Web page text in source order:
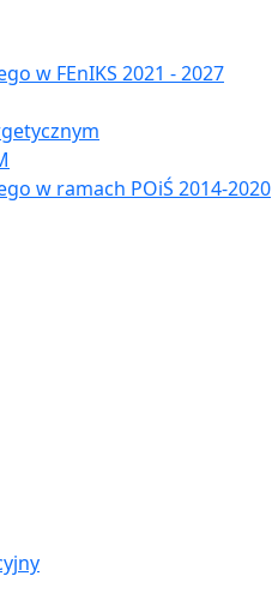
w FEnIKS 2021 - 2027
w ramach POiŚ 2014-2020